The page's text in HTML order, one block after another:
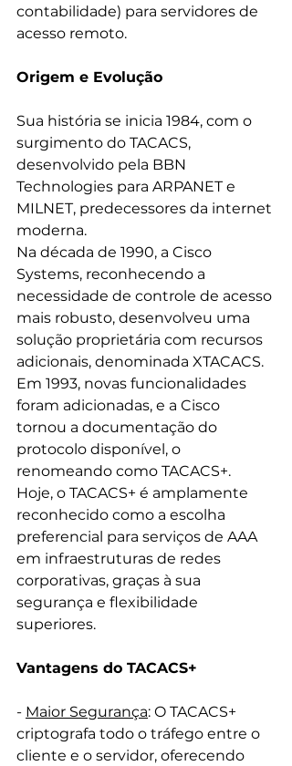
contabilidade) para servidores de
acesso remoto.
Origem e Evolução
Sua história se inicia 1984, com o
surgimento do TACACS,
desenvolvido pela BBN
Technologies para ARPANET e
MILNET, predecessores da internet
moderna.
Na década de 1990, a Cisco
Systems, reconhecendo a
necessidade de controle de acesso
mais robusto, desenvolveu uma
solução proprietária com recursos
adicionais, denominada XTACACS.
Em 1993, novas funcionalidades
foram adicionadas, e a Cisco
tornou a documentação do
protocolo disponível, o
renomeando como TACACS+.
Hoje, o TACACS+ é amplamente
reconhecido como a escolha
preferencial para serviços de AAA
em infraestruturas de redes
corporativas, graças à sua
segurança e flexibilidade
superiores.
Vantagens do TACACS+
- Maior Segurança: O TACACS+
criptografa todo o tráfego entre o
cliente e o servidor, oferecendo